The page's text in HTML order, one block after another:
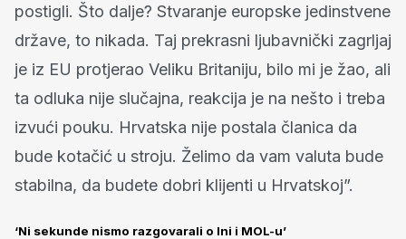
postigli. Što dalje? Stvaranje europske jedinstvene
države, to nikada. Taj prekrasni ljubavnički zagrljaj
je iz EU protjerao Veliku Britaniju, bilo mi je žao, ali
ta odluka nije slučajna, reakcija je na nešto i treba
izvući pouku. Hrvatska nije postala članica da
bude kotačić u stroju. Želimo da vam valuta bude
stabilna, da budete dobri klijenti u Hrvatskoj”.
‘Ni sekunde nismo razgovarali o Ini i MOL-u’